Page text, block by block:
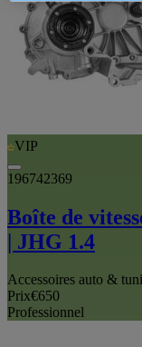
VIP
196742369
Boîte de
| JHG 1.4
Accessoires auto &
Prix€650
Professionnel